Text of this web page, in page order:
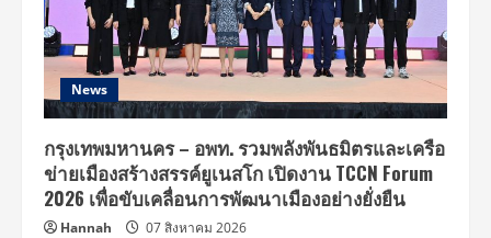
เวที
โลก
News
กรุงเทพมหานคร – อพท. รวมพลังพันธมิตรและเครือ
ข่ายเมืองสร้างสรรค์ยูเนสโก เปิดงาน TCCN Forum
2026 เพื่อขับเคลื่อนการพัฒนาเมืองอย่างยั่งยืน
Hannah 07 สิงหาคม 2026